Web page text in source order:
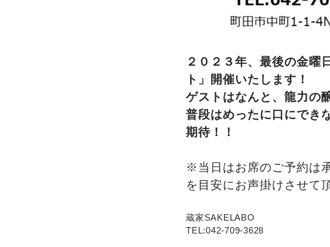
２０２３年、最後の金曜
ト」開催いたします！
ゲストはなんと、龍力の
普段はめったに口にでき
期待！！
※当日はお席のご予約は
を目安にお声掛けさせて
蔵家SAKELABO
TEL:042-709-3628